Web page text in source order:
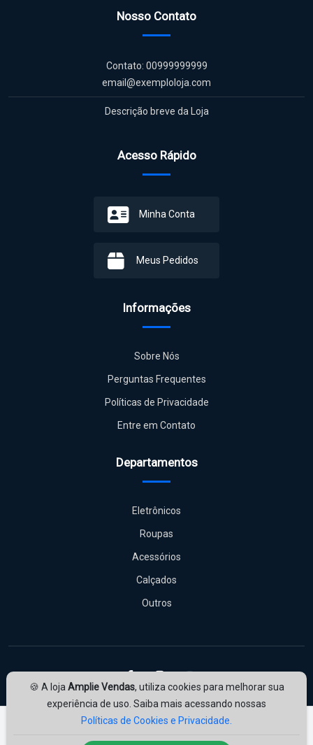
🍪 A loja Amplie Vendas, utiliza cookies para melhorar sua
experiência de uso. Saiba mais acessando nossas
Políticas de Cookies e Privacidade.
Nosso Contato
Contato: 00999999999
email@exemploloja.com
Descrição breve da Loja
Acesso Rápido
Minha Conta
Meus Pedidos
Informações
Sobre Nós
Perguntas Frequentes
Políticas de Privacidade
Entre em Contato
Departamentos
Eletrônicos
Roupas
Acessórios
Calçados
Outros